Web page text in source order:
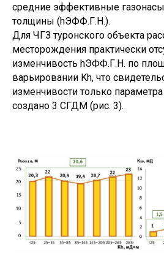
средние эффективные
толщины (hЭФФ.Г.Н.).
Для ЧГЗ туронского объекта
месторождения практически
изменчивость hЭФФ.Г.Н. по
варьировании Kh, что
изменчивости только
создано 3 СГДМ (рис. 3).